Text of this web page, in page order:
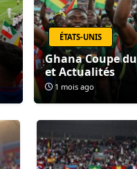
ÉTATS-UNIS
Ghana Coupe
et Actualités
1 mois ago